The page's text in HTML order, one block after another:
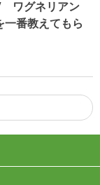
ワグネリアン
一番教えてもら